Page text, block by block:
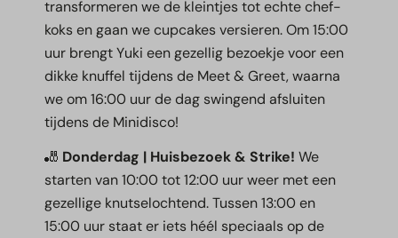
transformeren we de kleintjes tot echte chef-
koks en gaan we cupcakes versieren. Om 15:00
uur brengt Yuki een gezellig bezoekje voor een
dikke knuffel tijdens de Meet & Greet, waarna
we om 16:00 uur de dag swingend afsluiten
tijdens de Minidisco!
🎳 Donderdag | Huisbezoek & Strike! We
starten van 10:00 tot 12:00 uur weer met een
gezellige knutselochtend. Tussen 13:00 en
15:00 uur staat er iets héél speciaals op de